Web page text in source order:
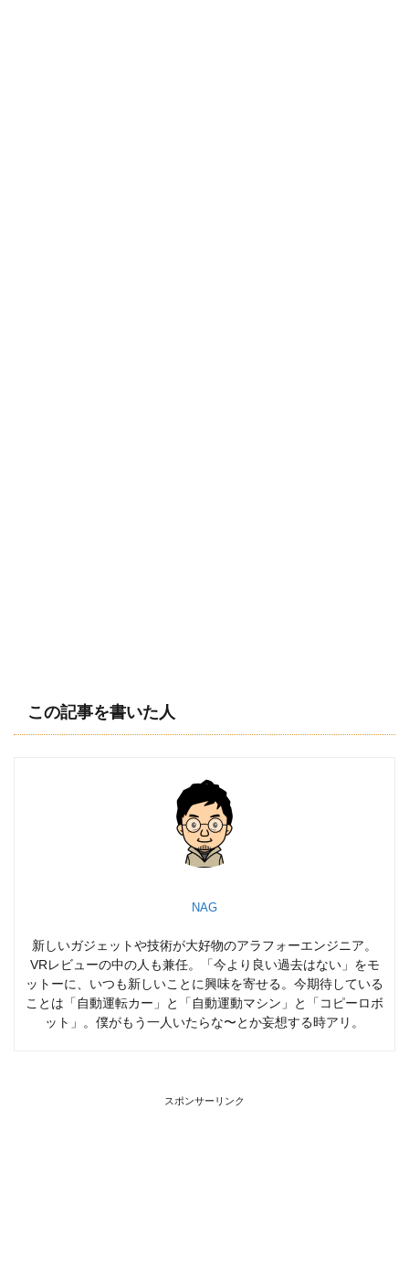
この記事を書いた人
NAG
新しいガジェットや技術が大好物のアラフォーエンジニア。
VRレビューの中の人も兼任。「今より良い過去はない」をモ
ットーに、いつも新しいことに興味を寄せる。今期待している
ことは「自動運転カー」と「自動運動マシン」と「コピーロボ
ット」。僕がもう一人いたらな〜とか妄想する時アリ。
スポンサーリンク